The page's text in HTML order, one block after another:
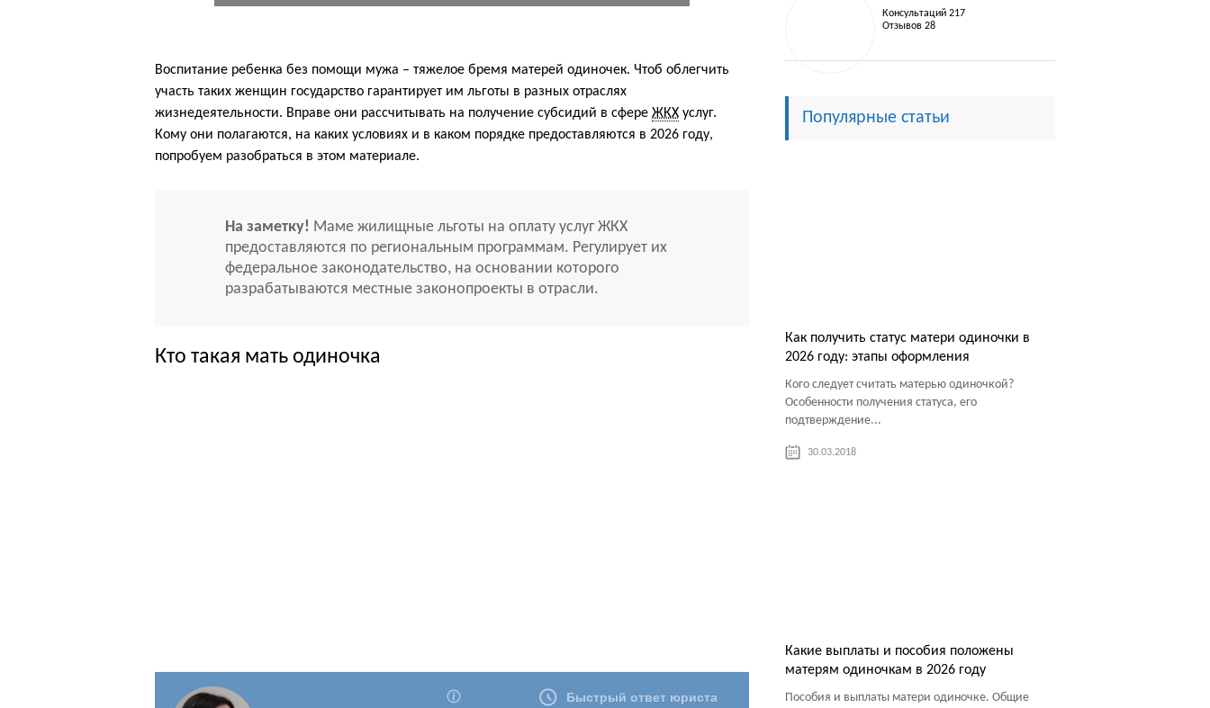
Воспитание ребенка без помощи мужа – тяжелое бремя матерей одиночек. Чтоб облегчить
участь таких женщин государство гарантирует им льготы в разных отраслях
жизнедеятельности. Вправе они рассчитывать на получение субсидий в сфере ЖКХ услуг.
Кому они полагаются, на каких условиях и в каком порядке предоставляются в 2026 году,
попробуем разобраться в этом материале.
На заметку! Маме жилищные льготы на оплату услуг ЖКХ
предоставляются по региональным программам. Регулирует их
федеральное законодательство, на основании которого
разрабатываются местные законопроекты в отрасли.
Кто такая мать одиночка
Консультаций 217
Отзывов 28
Популярные статьи
Как получить статус матери одиночки в
2026 году: этапы оформления
Кого следует считать матерью одиночкой?
Особенности получения статуса, его
подтверждение...
30.03.2018
Какие выплаты и пособия положены
матерям одиночкам в 2026 году
Пособия и выплаты матери одиночке. Общие